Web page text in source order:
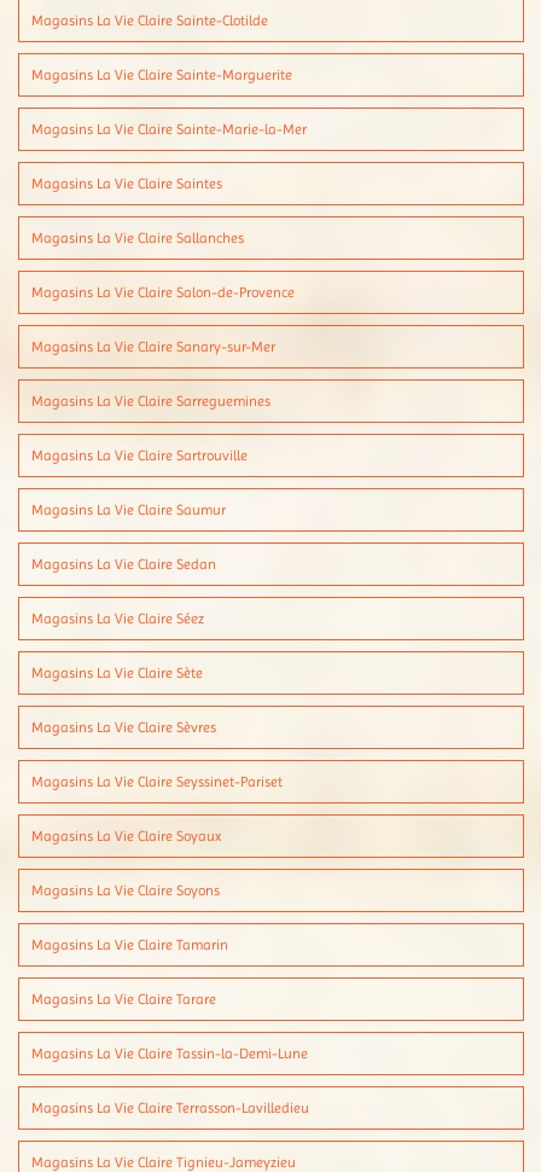
Magasins La Vie Claire Sainte-Clotilde
Magasins La Vie Claire Sainte-Marguerite
Magasins La Vie Claire Sainte-Marie-la-Mer
Magasins La Vie Claire Saintes
Magasins La Vie Claire Sallanches
Magasins La Vie Claire Salon-de-Provence
Magasins La Vie Claire Sanary-sur-Mer
Magasins La Vie Claire Sarreguemines
Magasins La Vie Claire Sartrouville
Magasins La Vie Claire Saumur
Magasins La Vie Claire Sedan
Magasins La Vie Claire Séez
Magasins La Vie Claire Sète
Magasins La Vie Claire Sèvres
Magasins La Vie Claire Seyssinet-Pariset
Magasins La Vie Claire Soyaux
Magasins La Vie Claire Soyons
Magasins La Vie Claire Tamarin
Magasins La Vie Claire Tarare
Magasins La Vie Claire Tassin-la-Demi-Lune
Magasins La Vie Claire Terrasson-Lavilledieu
Magasins La Vie Claire Tignieu-Jameyzieu